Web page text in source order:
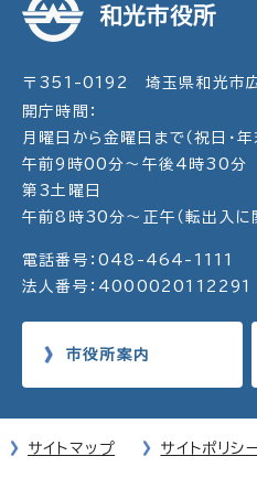
和光市役所
〒351-0192 埼玉県和光市
開庁時間：
月曜日から金曜日まで（祝日・年
午前9時00分～午後4時30分
第3土曜日
午前8時30分～正午（転出入に
電話番号：048-464-1111
法人番号：4000020112291
市役所案内
サイトマップ サイトポリシ